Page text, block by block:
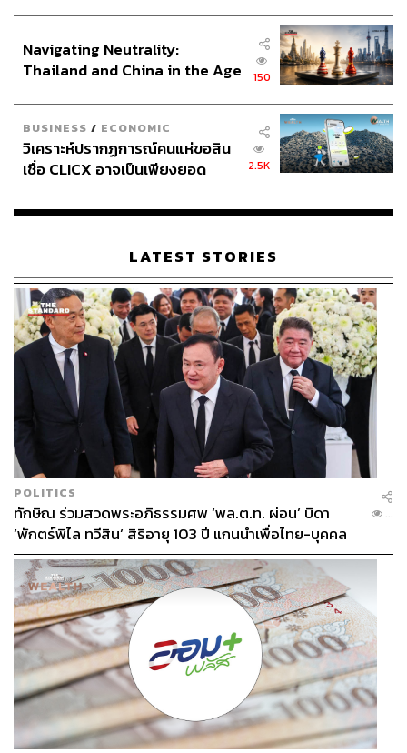
Navigating Neutrality:
Thailand and China in the Age
150
BUSINESS / ECONOMIC
วิเคราะห์ปรากฏการณ์คนแห่ขอสิน
เชื่อ CLICX อาจเป็นเพียงยอด
เรือนไทยที่ถูกซุกไว้
2.5K
LATEST STORIES
POLITICS
ทักษิณ ร่วมสวดพระอภิธรรมศพ ‘พล.ต.ท. ผ่อน’ บิดา
‘พักตร์พิไล ทวีสิน’ สิริอายุ 103 ปี แกนนำเพื่อไทย-บุคคล
หลากวงการร่วมอาลัย
...